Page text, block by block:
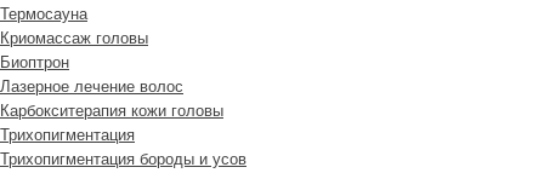
Термосауна
Криомассаж головы
Биоптрон
Лазерное лечение волос
Карбокситерапия кожи головы
Трихопигментация
Трихопигментация бороды и усов